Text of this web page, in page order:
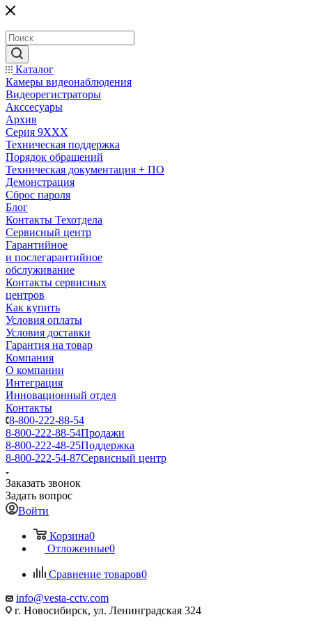
Каталог
Камеры видеонаблюдения
Видеорегистраторы
Акссесуары
Архив
Серия 9XXX
Техническая поддержка
Порядок обращений
Техническая документация + ПО
Демонстрация
Сброс пароля
Блог
Контакты Техотдела
Сервисный центр
Гарантийное
и послегарантийное
обслуживание
Контакты сервисных
центров
Как купить
Условия оплаты
Условия доставки
Гарантия на товар
Компания
О компании
Интеграция
Инновационный отдел
Контакты
8-800-222-88-54
8-800-222-88-54Продажи
8-800-222-48-25Поддержка
8-800-222-54-87Сервисный центр
Заказать звонок
Задать вопрос
Войти
Корзина0
Отложенные0
Сравнение товаров0
info@vesta-cctv.com
г. Новосибирск, ул. Ленинградская 324